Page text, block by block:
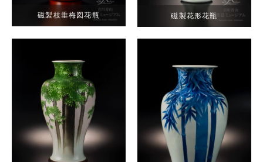
磁製枝垂梅図花瓶 磁製花形花瓶